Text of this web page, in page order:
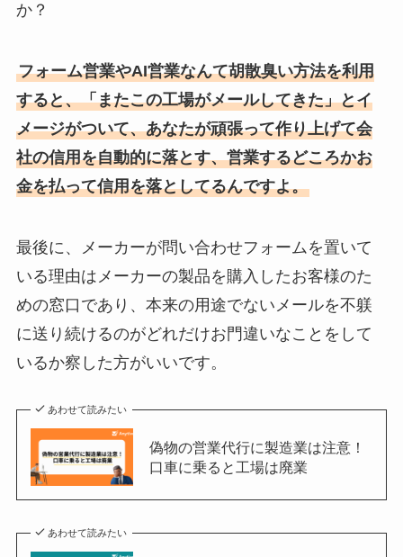
か？
フォーム営業やAI営業なんて胡散臭い方法を利用
すると、「またこの工場がメールしてきた」とイ
メージがついて、あなたが頑張って作り上げて会
社の信用を自動的に落とす、営業するどころかお
金を払って信用を落としてるんですよ。
最後に、メーカーが問い合わせフォームを置いて
いる理由はメーカーの製品を購入したお客様のた
めの窓口であり、本来の用途でないメールを不躾
に送り続けるのがどれだけお門違いなことをして
いるか察した方がいいです。
あわせて読みたい
偽物の営業代行に製造業は注意！
口車に乗ると工場は廃業
あわせて読みたい